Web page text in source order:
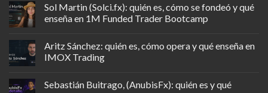
Sol Martin (Solci.fx): quién es, cómo se fondeó y qué
enseña en 1M Funded Trader Bootcamp
Aritz Sánchez: quién es, cómo opera y qué enseña en
IMOX Trading
Sebastián Buitrago, (AnubisFx): quién es y qué